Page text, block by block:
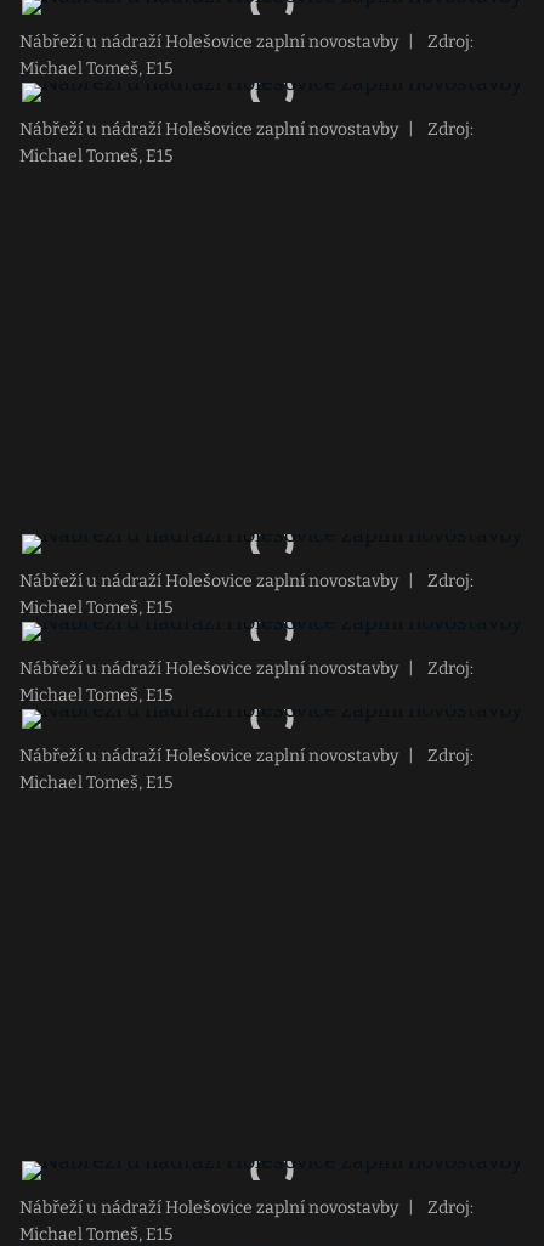
Nábřeží u nádraží Holešovice zaplní novostavby
Zdroj:
Michael Tomeš, E15
Nábřeží u nádraží Holešovice zaplní novostavby
Zdroj:
Michael Tomeš, E15
Nábřeží u nádraží Holešovice zaplní novostavby
Zdroj:
Michael Tomeš, E15
Nábřeží u nádraží Holešovice zaplní novostavby
Zdroj:
Michael Tomeš, E15
Nábřeží u nádraží Holešovice zaplní novostavby
Zdroj:
Michael Tomeš, E15
Nábřeží u nádraží Holešovice zaplní novostavby
Zdroj:
Michael Tomeš, E15